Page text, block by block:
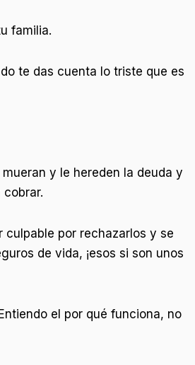
familia.
te das cuenta lo triste que es
y le hereden la deuda y
por rechazarlos y se
de vida, ¡esos si son unos
el por qué funciona, no